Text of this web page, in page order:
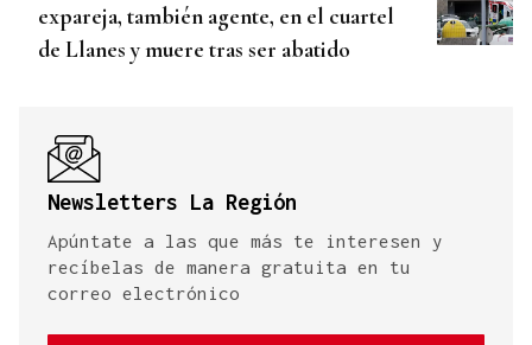
expareja, también agente, en el cuartel
de Llanes y muere tras ser abatido
Newsletters La Región
Apúntate a las que más te interesen y
recíbelas de manera gratuita en tu
correo electrónico